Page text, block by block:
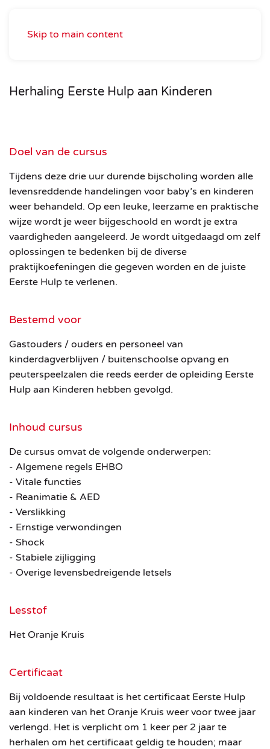
Skip to main content
Herhaling Eerste Hulp aan Kinderen
Doel van de cursus
Tijdens deze drie uur durende bijscholing worden alle
levensreddende handelingen voor baby’s en kinderen
weer behandeld. Op een leuke, leerzame en praktische
wijze wordt je weer bijgeschoold en wordt je extra
vaardigheden aangeleerd. Je wordt uitgedaagd om zelf
oplossingen te bedenken bij de diverse
praktijkoefeningen die gegeven worden en de juiste
Eerste Hulp te verlenen.
Bestemd voor
Gastouders / ouders en personeel van
kinderdagverblijven / buitenschoolse opvang en
peuterspeelzalen die reeds eerder de opleiding Eerste
Hulp aan Kinderen hebben gevolgd.
Inhoud cursus
De cursus omvat de volgende onderwerpen:
- Algemene regels EHBO
- Vitale functies
- Reanimatie & AED
- Verslikking
- Ernstige verwondingen
- Shock
- Stabiele zijligging
- Overige levensbedreigende letsels
Lesstof
Het Oranje Kruis
Certificaat
Bij voldoende resultaat is het certificaat Eerste Hulp
aan kinderen van het Oranje Kruis weer voor twee jaar
verlengd. Het is verplicht om 1 keer per 2 jaar te
herhalen om het certificaat geldig te houden; maar